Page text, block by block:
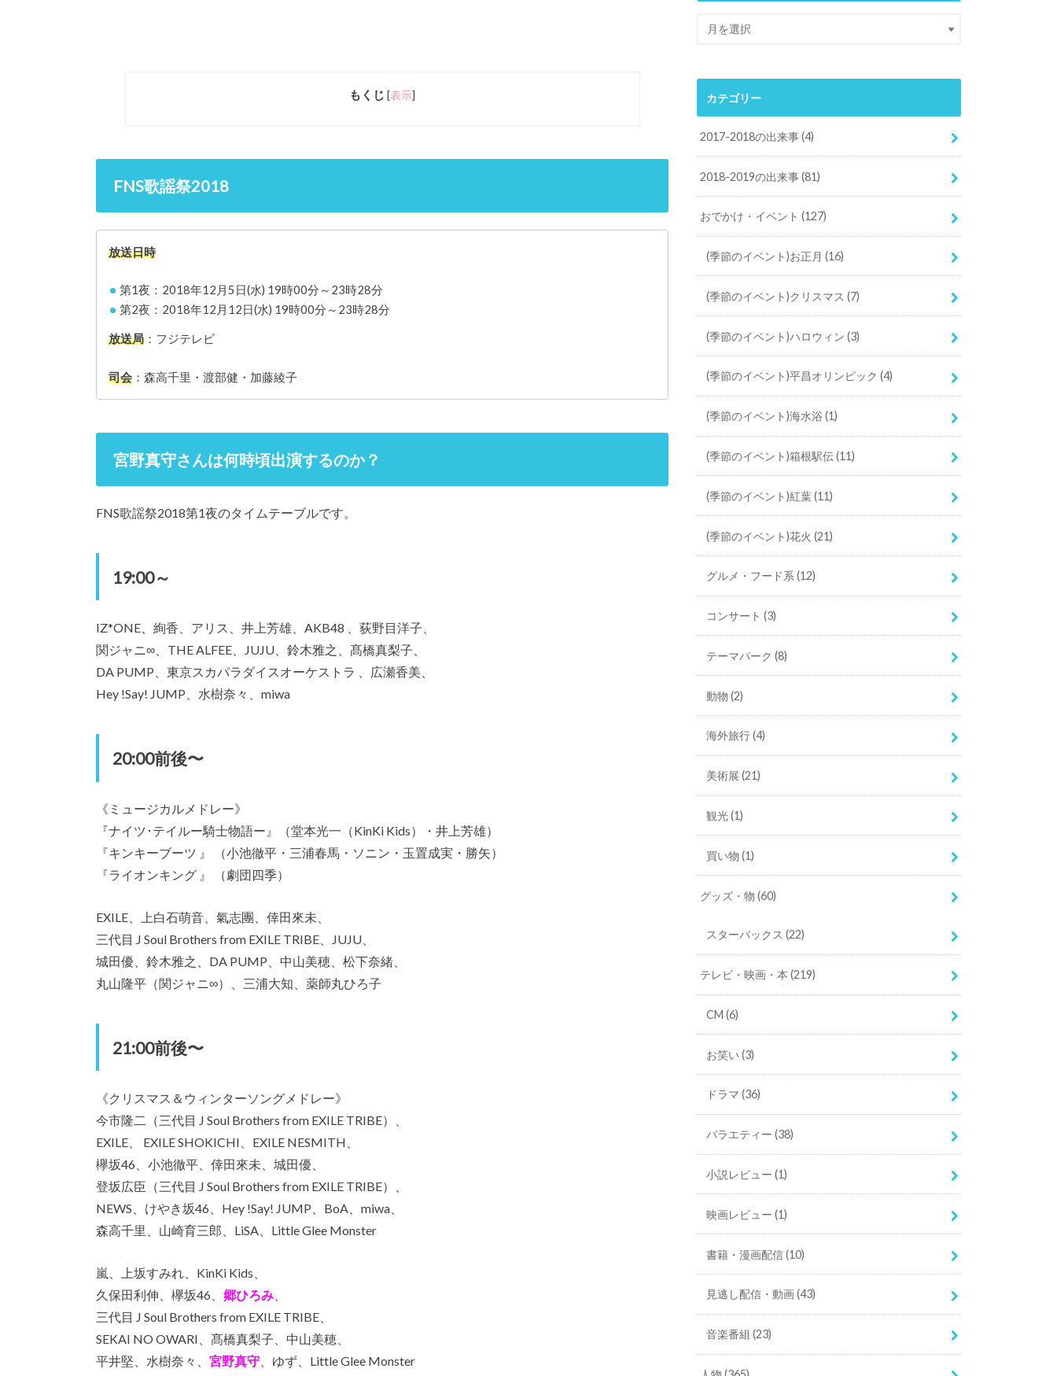
もくじ [表示]
FNS歌謡祭2018
放送日時
第1夜：2018年12月5日(水) 19時00分～23時28分
第2夜：2018年12月12日(水) 19時00分～23時28分
放送局：フジテレビ
司会：森高千里・渡部健・加藤綾子
宮野真守さんは何時頃出演するのか？
FNS歌謡祭2018第1夜のタイムテーブルです。
19:00～
IZ*ONE、絢香、アリス、井上芳雄、AKB48 、荻野目洋子、
関ジャニ∞、THE ALFEE、JUJU、鈴木雅之、髙橋真梨子、
DA PUMP、東京スカパラダイスオーケストラ 、広瀬香美、
Hey !Say! JUMP 、水樹奈々、miwa
20:00前後〜
《ミュージカルメドレー》
『ナイツ･テイルー騎士物語ー』（堂本光一 （KinKi Kids）
・井上芳雄）
『キンキーブーツ 』 （小池徹平・三浦春馬・ソニン・玉置成実・勝矢）
『ライオンキング 』 （劇団四季）
EXILE、上白石萌音、氣志團、倖田來未、
三代目 J Soul Brothers from EXILE TRIBE 、JUJU、
城田優、鈴木雅之、DA PUMP、中山美穂、松下奈緒、
丸山隆平 （関ジャニ∞） 、三浦大知、薬師丸ひろ子
21:00前後〜
《クリスマス＆ウィンターソングメドレー》
今市隆二
（三代目 J Soul Brothers from EXILE TRIBE）
EXILE、 EXILE SHOKICHI、EXILE NESMITH、
欅坂46、小池徹平、倖田來未、城田優、
登坂広臣 （三代目 J Soul Brothers from EXILE TRIBE）
NEWS、けやき坂46、 Hey !Say! JUMP 、BoA、miwa、
森高千里、山崎育三郎、LiSA、Little Glee Monster
嵐、上坂すみれ、KinKi Kids、
久保田利伸、欅坂46、 郷ひろみ
三代目 J Soul Brothers from EXILE TRIBE
SEKAI NO OWARI、髙橋真梨子、中山美穂、
平井堅、水樹奈々、 宮野真守 、ゆず、Little Glee Monster
カテゴリー
2017-2018の出来事(4)
2018-2019の出来事(81)
おでかけ・イベント(127)
(季節のイベント)お正月 (16)
(季節のイベント)クリスマス (7)
(季節のイベント)ハロウィン (3)
(季節のイベント)平昌オリンピック (4)
(季節のイベント)海水浴 (1)
(季節のイベント)箱根駅伝(11)
(季節のイベント)紅葉 (11)
(季節のイベント)花火 (21)
グルメ・フード系 (12)
コンサート (3)
テーマパーク (8)
動物 (2)
海外旅行(4)
美術展 (21)
観光(1)
買い物 (1)
グッズ・物(60)
スターバックス (22)
テレビ・映画・本(219)
CM (6)
お笑い (3)
ドラマ (36)
バラエティー (38)
小説レビュー (1)
映画レビュー (1)
書籍・漫画配信(10)
見逃し配信・動画(43)
音楽番組 (23)